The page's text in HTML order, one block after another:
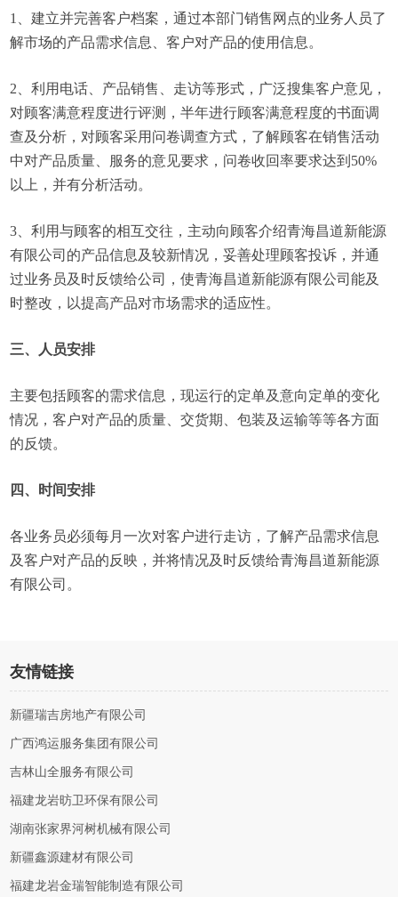
1、建立并完善客户档案，通过本部门销售网点的业务人员了
解市场的产品需求信息、客户对产品的使用信息。
2、利用电话、产品销售、走访等形式，广泛搜集客户意见，
对顾客满意程度进行评测，半年进行顾客满意程度的书面调
查及分析，对顾客采用问卷调查方式，了解顾客在销售活动
中对产品质量、服务的意见要求，问卷收回率要求达到50%
以上，并有分析活动。
3、利用与顾客的相互交往，主动向顾客介绍青海昌道新能源
有限公司的产品信息及较新情况，妥善处理顾客投诉，并通
过业务员及时反馈给公司，使青海昌道新能源有限公司能及
时整改，以提高产品对市场需求的适应性。
三、人员安排
主要包括顾客的需求信息，现运行的定单及意向定单的变化
情况，客户对产品的质量、交货期、包装及运输等等各方面
的反馈。
四、时间安排
各业务员必须每月一次对客户进行走访，了解产品需求信息
及客户对产品的反映，并将情况及时反馈给青海昌道新能源
有限公司。
友情链接
新疆瑞吉房地产有限公司
广西鸿运服务集团有限公司
吉林山全服务有限公司
福建龙岩昉卫环保有限公司
湖南张家界河树机械有限公司
新疆鑫源建材有限公司
福建龙岩金瑞智能制造有限公司